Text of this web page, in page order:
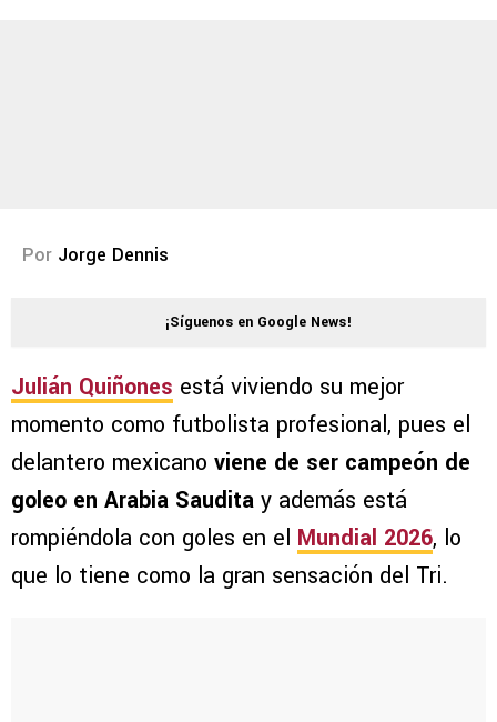
Por Jorge Dennis
¡Síguenos en Google News!
Julián Quiñones está viviendo su mejor
momento como futbolista profesional, pues el
delantero mexicano viene de ser campeón de
goleo en Arabia Saudita y además está
rompiéndola con goles en el Mundial 2026, lo
que lo tiene como la gran sensación del Tri.